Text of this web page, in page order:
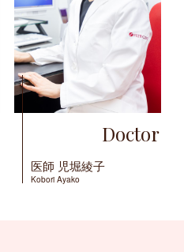
Doctor
医師 児堀綾子
Kobori Ayako